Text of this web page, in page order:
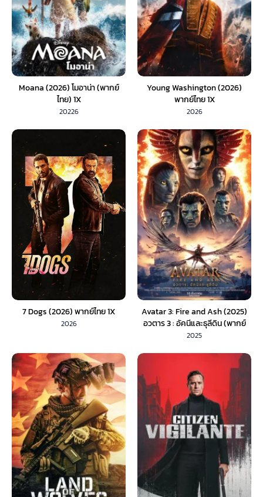
Moana (2026) โมอาน่า (พากย์
ไทย) 1X
20226
Young Washington (2026)
พากย์ไทย 1X
2026
7 Dogs (2026) พากย์ไทย 1X
2026
Avatar 3: Fire and Ash (2025)
อวตาร 3 : อัคนีและธุลีดิน (พากย์
ไทย)
2025